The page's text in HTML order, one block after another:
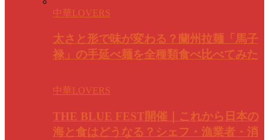
中華LOVERS
太さと形で味が変わる？蘭州拉麺「馬子
禄」の手延べ麺を全種類食べ比べてみた
中華LOVERS
THE BLUE FEST開催｜これから日本の
海と食はどうなる？シェフ・漁業者・消